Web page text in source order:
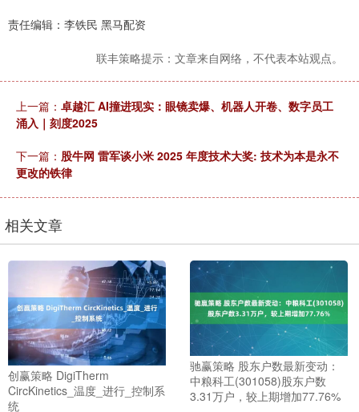
责任编辑：李铁民 黑马配资
联丰策略提示：文章来自网络，不代表本站观点。
上一篇： 卓越汇 AI撞进现实：眼镜卖爆、机器人开卷、数字员工
涌入｜刻度2025
下一篇： 股牛网 雷军谈小米 2025 年度技术大奖: 技术为本是永不
更改的铁律
相关文章
创赢策略 DigiTherm
CircKinetics_温度_进行_控制系
统
驰赢策略 股东户数最新变动：
中粮科工(301058)股东户数
3.31万户，较上期增加77.76%